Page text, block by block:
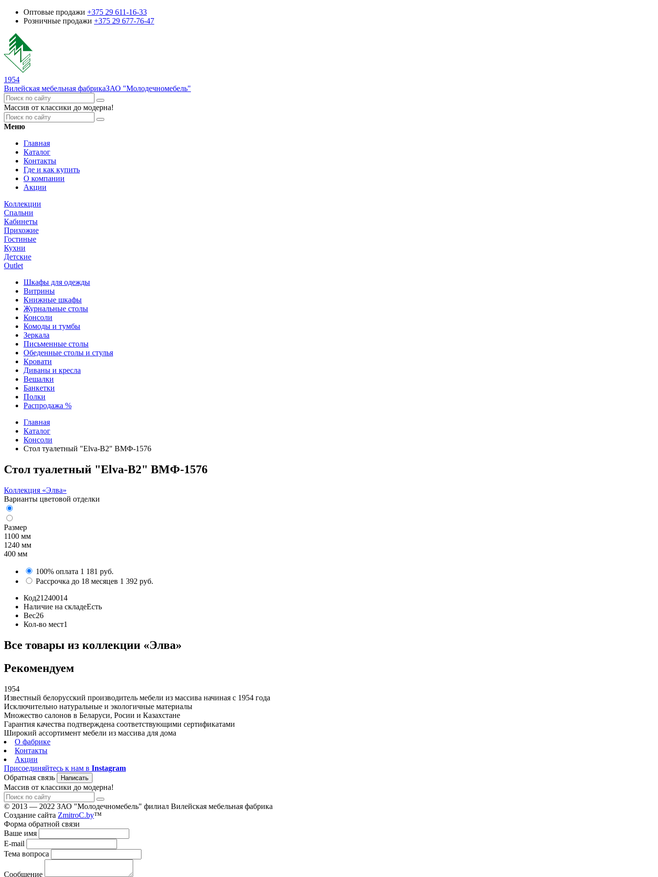
Оптовые продажи +375 29 611-16-33
Розничные продажи +375 29 677-76-47
1954
Вилейская мебельная фабрикаЗАО "Молодечномебель"
Массив от классики до модерна!
Меню
Главная
Каталог
Контакты
Где и как купить
О компании
Акции
Коллекции
Спальни
Кабинеты
Прихожие
Гостиные
Кухни
Детские
Outlet
Шкафы для одежды
Витрины
Книжные шкафы
Журнальные столы
Консоли
Комоды и тумбы
Зеркала
Письменные столы
Обеденные столы и стулья
Кровати
Диваны и кресла
Вешалки
Банкетки
Полки
Распродажа %
Главная
Каталог
Консоли
Стол туалетный "Elva-В2" ВМФ-1576
Стол туалетный "Elva-В2" ВМФ-1576
Коллекция «Элва»
Варианты цветовой отделки
Размер
1100 мм
1240 мм
400 мм
100% оплата 1 181 руб.
Рассрочка до 18 месяцев 1 392 руб.
Код21240014
Наличие на складеЕсть
Вес26
Кол-во мест1
Все товары из коллекции «Элва»
Рекомендуем
1954
Известный белорусский производитель мебели из массива начиная с 1954 года
Исключительно натуральные и экологичные материалы
Множество салонов в Беларуси, Росии и Казахстане
Гарантия качества подтверждена соответствующими сертификатами
Широкий ассортимент мебели из массива для дома
О фабрике
Контакты
Акции
Присоединяйтесь к нам в Instagram
Обратная связь
Написать
Массив от классики до модерна!
© 2013 — 2022 ЗАО "Молодечномебель" филиал Вилейская мебельная фабрика
Создание сайта ZmitroC.by™
Форма обратной связи
Ваше имя
E-mail
Тема вопроса
Сообщение